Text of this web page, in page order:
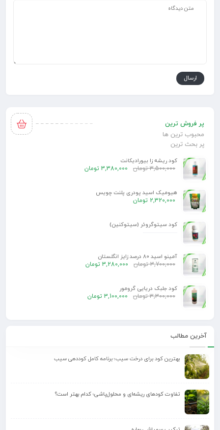
پر فروش ترین
محبوب ترین ها
پر بحث ترین
کود ریشه زا بیورادیکانت
3,500,000 تومان 3,380,000 تومان
هیومیک اسید پودری پلنت چویس
2,320,000 تومان
کود سیتوگروئر (سیتوکنین)
آمینو اسید 80 درصد زایز انگلستان
3,700,000 تومان 3,280,000 تومان
کود جلبک دریایی گرومور
3,300,000 تومان 3,100,000 تومان
آخرین مطالب
بهترین کود برای درخت سیب؛ برنامه کامل کوددهی سیب
تفاوت کودهای ریشه‌ای و محلول‌پاشی؛ کدام بهتر است؟